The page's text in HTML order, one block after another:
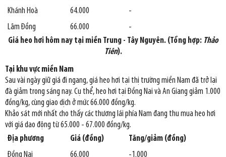
Khánh Hoà
64.000
-
Lâm Đồng
66.000
-
Giá heo hơi hôm nay tại miền Trung - Tây Nguyên. (Tổng hợp: Thảo
Tiên).
Tại khu vực miền Nam
Sau vài ngày giữ giá đi ngang, giá heo hơi tại thị trường miền Nam đã trở lại
đà giảm trong sáng nay. Cụ thể, heo hơi tại Đồng Nai và An Giang giảm 1.000
đồng/kg, cùng giao dịch ở mức 66.000 đồng/kg.
Khảo sát mới nhất cho thấy các thương lái phía Nam đang thu mua heo hơi
với giá dao động từ 65.000 - 67.000 đồng/kg.
Địa phương
Giá (đồng)
Tăng/giảm (đồng)
Đồng Nai
66.000
-1.000